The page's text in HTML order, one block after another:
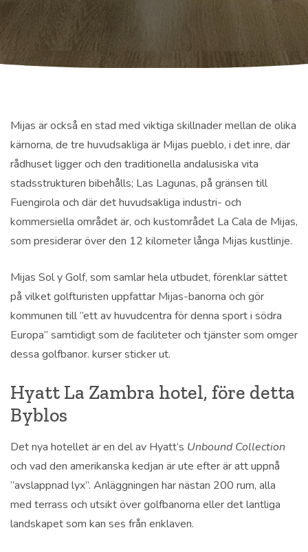
Mijas är också en stad med viktiga skillnader mellan de olika
kärnorna, de tre huvudsakliga är Mijas pueblo, i det inre, där
rådhuset ligger och den traditionella andalusiska vita
stadsstrukturen bibehålls; Las Lagunas, på gränsen till
Fuengirola och där det huvudsakliga industri- och
kommersiella området är, och kustområdet La Cala de Mijas,
som presiderar över den 12 kilometer långa Mijas kustlinje.
Mijas Sol y Golf, som samlar hela utbudet, förenklar sättet
på vilket golfturisten uppfattar Mijas-banorna och gör
kommunen till ”ett av huvudcentra för denna sport i södra
Europa” samtidigt som de faciliteter och tjänster som omger
dessa golfbanor. kurser sticker ut.
Hyatt La Zambra hotel, före detta
Byblos
Det nya hotellet är en del av Hyatt’s Unbound Collection
och vad den amerikanska kedjan är ute efter är att uppnå
”avslappnad lyx”. Anläggningen har nästan 200 rum, alla
med terrass och utsikt över golfbanorna eller det lantliga
landskapet som kan ses från enklaven.